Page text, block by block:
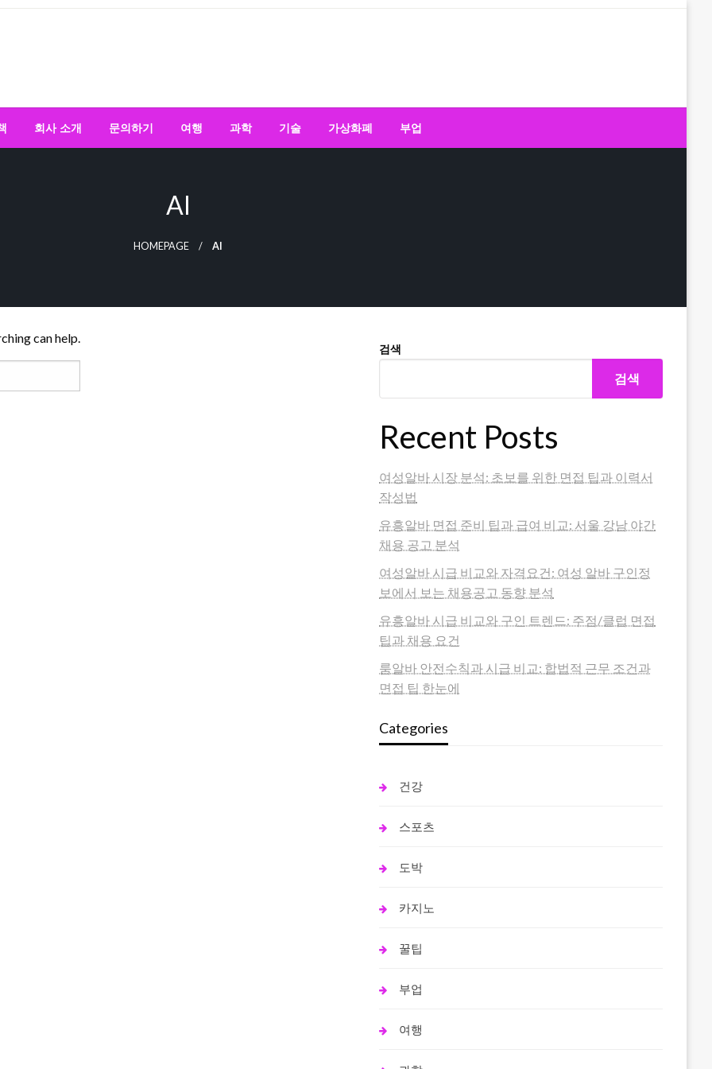
회사 소개 문의하기 여행 과학 기술 가상화폐 부업
AI
HOMEPAGE AI
can help.
검색
검색
Recent Posts
여성알바 시장 분석: 초보를 위한 면접 팁과 이력서
작성법
유흥알바 면접 준비 팁과 급여 비교: 서울 강남 야간
채용 공고 분석
여성알바 시급 비교와 자격요건: 여성 알바 구인정
보에서 보는 채용공고 동향 분석
유흥알바 시급 비교와 구인 트렌드: 주점/클럽 면접
팁과 채용 요건
룸알바 안전수칙과 시급 비교: 합법적 근무 조건과
면접 팁 한눈에
Categories
건강
스포츠
도박
카지노
꿀팁
부업
여행